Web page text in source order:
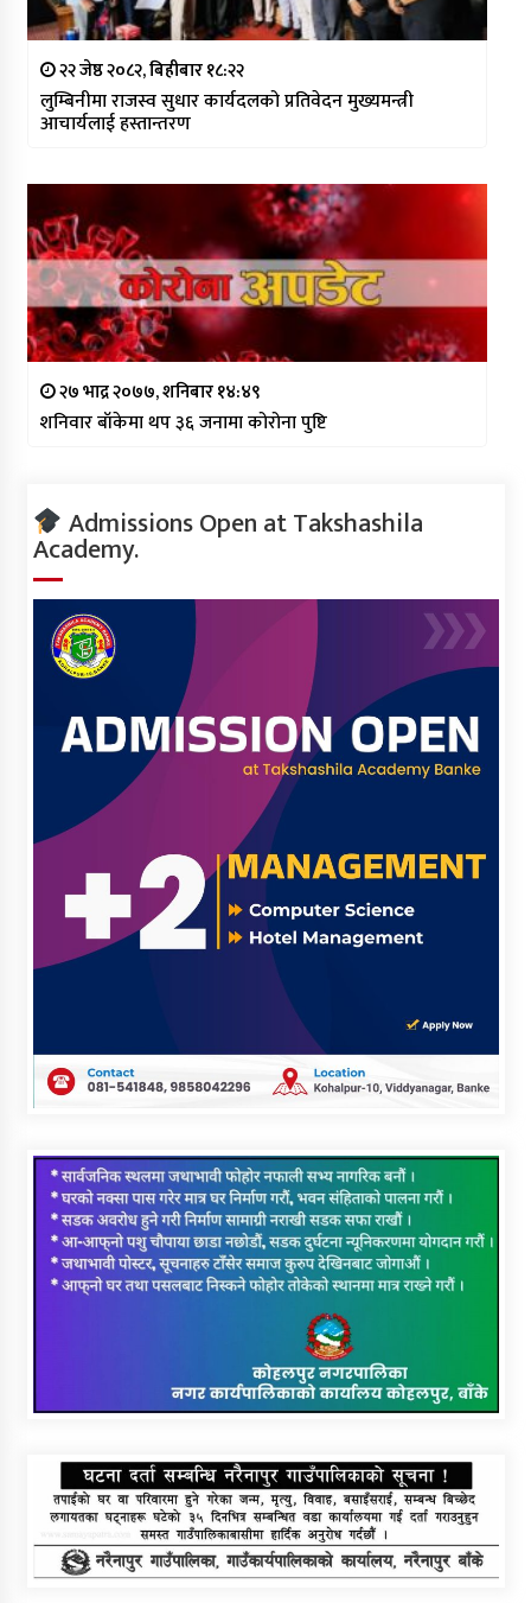
२२ जेष्ठ २०८२, बिहीबार १८:२२
लुम्बिनीमा राजस्व सुधार कार्यदलको प्रतिवेदन मुख्यमन्त्री
आचार्यलाई हस्तान्तरण
२७ भाद्र २०७७, शनिबार १४:४९
शनिवार बाँकेमा थप ३६ जनामा कोरोना पुष्टि
Admissions Open at Takshashila
Academy.